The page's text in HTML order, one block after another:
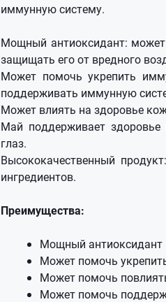
иммунную систему.
Мощный антиоксидант: может
защищать его от вредного
Может помочь укрепить
поддерживать иммунную
Может влиять на здоровье
Май поддерживает
глаз.
Высококачественный
ингредиентов.
Преимущества:
Мощный антиоксидант
Может помочь
Может помочь
Может помочь